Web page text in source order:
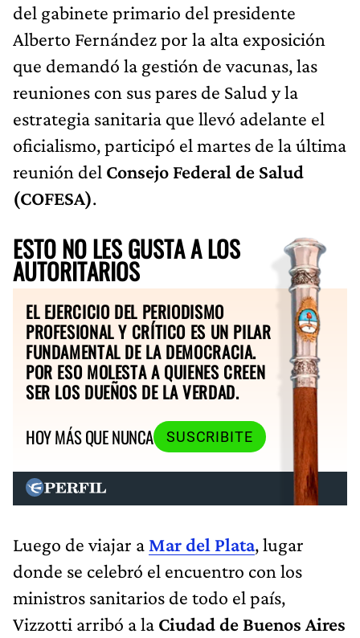
del gabinete primario del presidente
Alberto Fernández por la alta exposición
que demandó la gestión de vacunas, las
reuniones con sus pares de Salud y la
estrategia sanitaria que llevó adelante el
oficialismo, participó el martes de la última
reunión del Consejo Federal de Salud
(COFESA).
ESTO NO LES GUSTA A LOS
AUTORITARIOS
EL EJERCICIO DEL PERIODISMO
PROFESIONAL Y CRÍTICO ES UN PILAR
FUNDAMENTAL DE LA DEMOCRACIA.
POR ESO MOLESTA A QUIENES CREEN
SER LOS DUEÑOS DE LA VERDAD.
HOY MÁS QUE NUNCA
SUSCRIBITE
Luego de viajar a Mar del Plata, lugar
donde se celebró el encuentro con los
ministros sanitarios de todo el país,
Vizzotti arribó a la Ciudad de Buenos Aires